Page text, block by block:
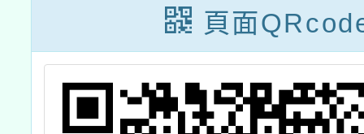
年11
立臺
館
頁面